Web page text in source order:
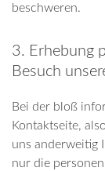
beschweren.
3. Erhebung
Besuch
Bei der bloß
Kontaktseite,
uns anderweitig
nur die